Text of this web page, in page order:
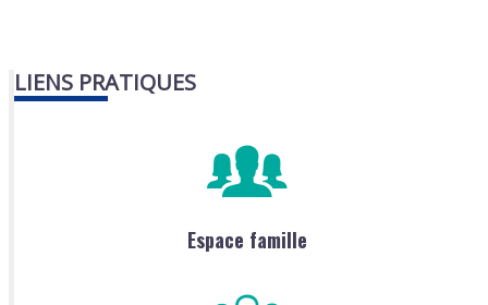
LIENS PRATIQUES
Espace famille